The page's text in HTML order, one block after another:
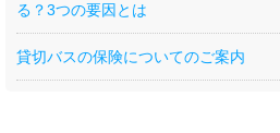
る？3つの要因とは
貸切バスの保険についてのご案内